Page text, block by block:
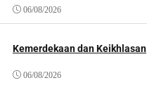
06/08/2026
Kemerdekaan dan Keikhlasan
06/08/2026